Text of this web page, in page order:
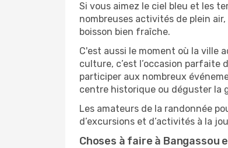
Si vous aimez le ciel bleu et les
nombreuses activités de plein
boisson bien fraîche.
C'est aussi le moment où la ville
culture, c’est l’occasion parfaite
participer aux nombreux
centre historique ou déguster la
Les amateurs de la randonnée
d’excursions et d’activités à la
Choses à faire à Bangassou